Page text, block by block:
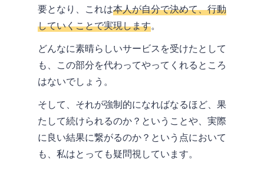
要となり、これは本人が自分で決めて、行動
していくことで実現します。
どんなに素晴らしいサービスを受けたとして
も、この部分を代わってやってくれるところ
はないでしょう。
そして、それが強制的になればなるほど、果
たして続けられるのか？ということや、実際
に良い結果に繋がるのか？という点において
も、私はとっても疑問視しています。